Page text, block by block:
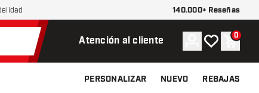
140.000+ Reseñas
Atención al cliente Cuenta
Mi lista de
0
PERSONALIZAR NUEVO REBAJAS